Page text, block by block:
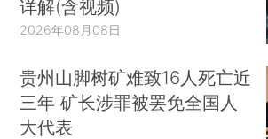
详解(含视频)
2026年08月08日
贵州山脚树矿难致16人死亡近
三年 矿长涉罪被罢免全国人
大代表